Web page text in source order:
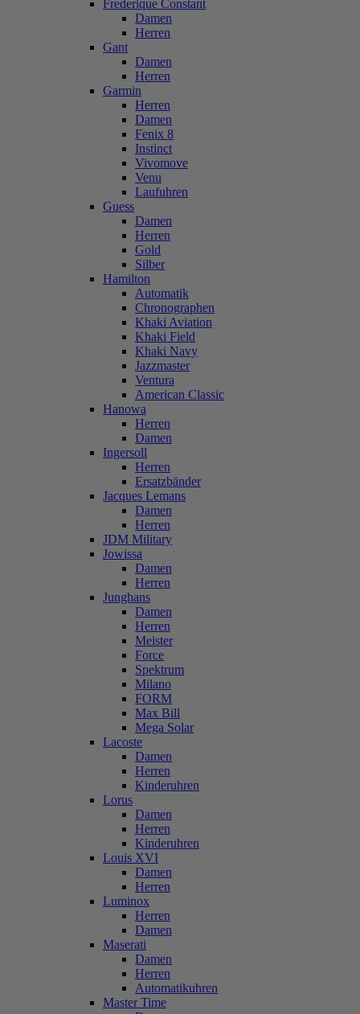
Frederique Constant
Damen
Herren
Gant
Damen
Herren
Garmin
Herren
Damen
Fenix 8
Instinct
Vivomove
Venu
Laufuhren
Guess
Damen
Herren
Gold
Silber
Hamilton
Automatik
Chronographen
Khaki Aviation
Khaki Field
Khaki Navy
Jazzmaster
Ventura
American Classic
Hanowa
Herren
Damen
Ingersoll
Herren
Ersatzbänder
Jacques Lemans
Damen
Herren
JDM Military
Jowissa
Damen
Herren
Junghans
Damen
Herren
Meister
Force
Spektrum
Milano
FORM
Max Bill
Mega Solar
Lacoste
Damen
Herren
Kinderuhren
Lorus
Damen
Herren
Kinderuhren
Louis XVI
Damen
Herren
Luminox
Herren
Damen
Maserati
Damen
Herren
Automatikuhren
Master Time